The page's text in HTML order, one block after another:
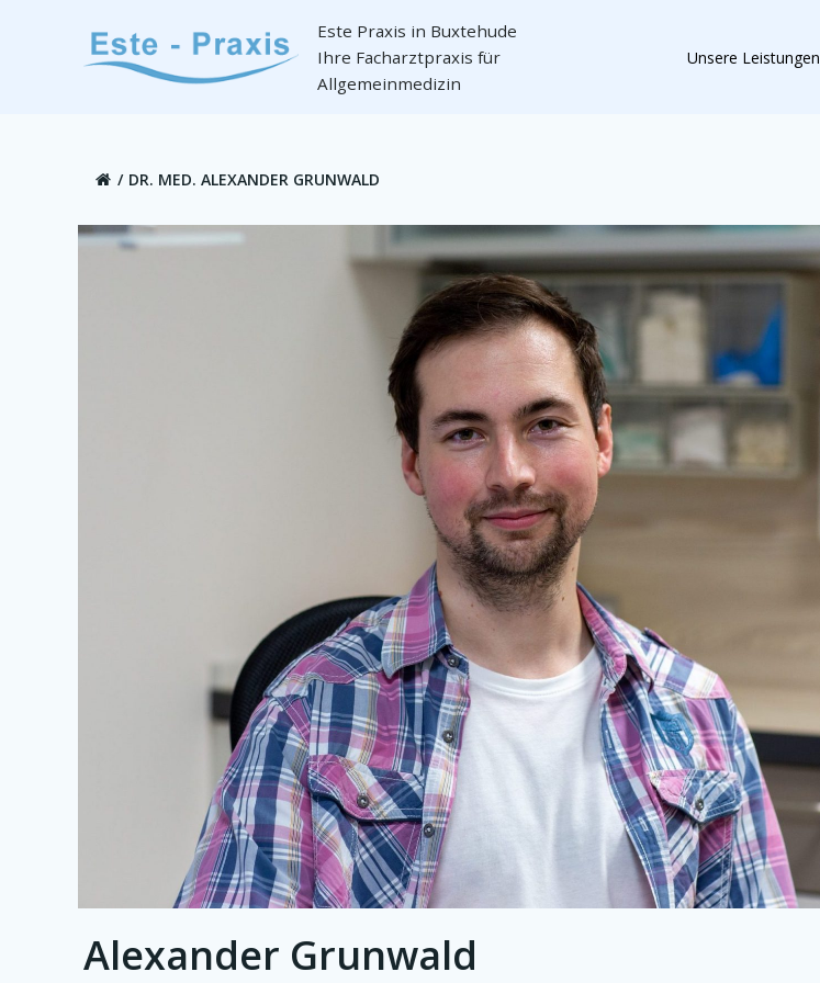
Este Praxis in Buxtehude
Ihre Facharztpraxis für
Allgemeinmedizin
Unsere Leistungen
DR. MED. ALEXANDER GRUNWALD
Alexander Grunwald